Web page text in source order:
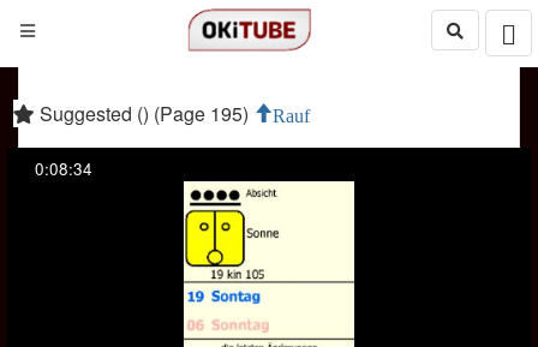
Suggested () (Page 195) Rauf
0:08:34